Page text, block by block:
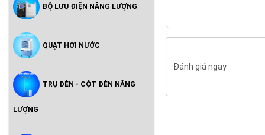
BỘ LƯU ĐIỆN NĂNG LƯỢNG
QUẠT HƠI NƯỚC
TRỤ ĐÈN - CỘT ĐÈN NĂNG
LƯỢNG
Đánh giá ngay